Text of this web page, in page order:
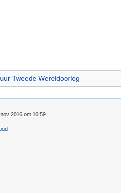
Tweede Wereldoorlog
2016 om 10:59.